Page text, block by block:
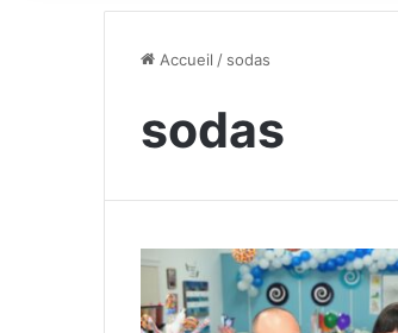
Accueil / sodas
sodas